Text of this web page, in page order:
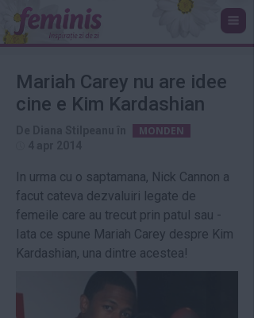
Mariah Carey nu are idee
cine e Kim Kardashian
MONDEN
In urma cu o saptamana, Nick Cannon a
facut cateva dezvaluiri legate de
femeile care au trecut prin patul sau -
Iata ce spune Mariah Carey despre Kim
Kardashian, una dintre acestea!